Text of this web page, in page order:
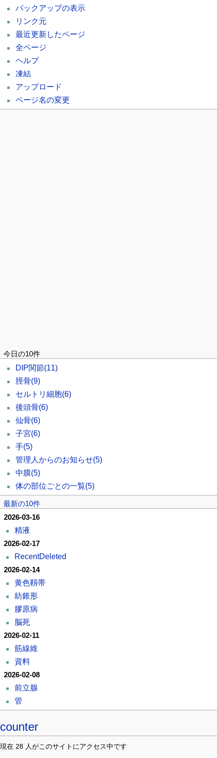
バックアップの表示
リンク元
最近更新したページ
全ページ
ヘルプ
凍結
アップロード
ページ名の変更
今日の10件
DIP関節(11)
脛骨(9)
セルトリ細胞(6)
後頭骨(6)
仙骨(6)
子宮(6)
手(5)
管理人からのお知らせ(5)
中膜(5)
体の部位ごとの一覧(5)
最新の10件
2026-03-16
精液
2026-02-17
RecentDeleted
2026-02-14
黄色靱帯
紡錐形
膠原病
脳死
2026-02-11
筋線維
資料
2026-02-08
前立腺
管
counter
現在 28 人がこのサイトにアクセス中です